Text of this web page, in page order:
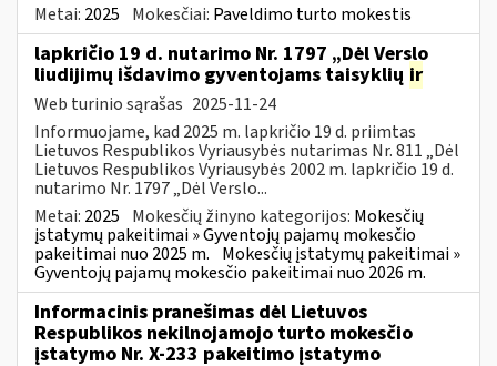
Metai: 2025 Mokesčiai: Paveldimo turto mokestis
lapkričio 19 d. nutarimo Nr. 1797 „Dėl Verslo
liudijimų išdavimo gyventojams taisyklių ir
Web turinio sąrašas 2025-11-24
Informuojame, kad 2025 m. lapkričio 19 d. priimtas
Lietuvos Respublikos Vyriausybės nutarimas Nr. 811 „Dėl
Lietuvos Respublikos Vyriausybės 2002 m. lapkričio 19 d.
nutarimo Nr. 1797 „Dėl Verslo...
Metai: 2025 Mokesčių žinyno kategorijos: Mokesčių
įstatymų pakeitimai » Gyventojų pajamų mokesčio
pakeitimai nuo 2025 m. Mokesčių įstatymų pakeitimai »
Gyventojų pajamų mokesčio pakeitimai nuo 2026 m.
Informacinis pranešimas dėl Lietuvos
Respublikos nekilnojamojo turto mokesčio
įstatymo Nr. X-233 pakeitimo įstatymo